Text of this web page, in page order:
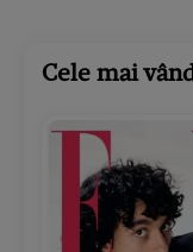
Cele mai